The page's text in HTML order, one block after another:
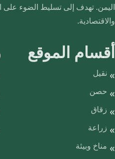
اليمن. تهدف إلى تسليط الضوء على
والاقتصادية.
أقسام الموقع
نقيل
حصن
زقاق
زراعة
مناخ وبيئة